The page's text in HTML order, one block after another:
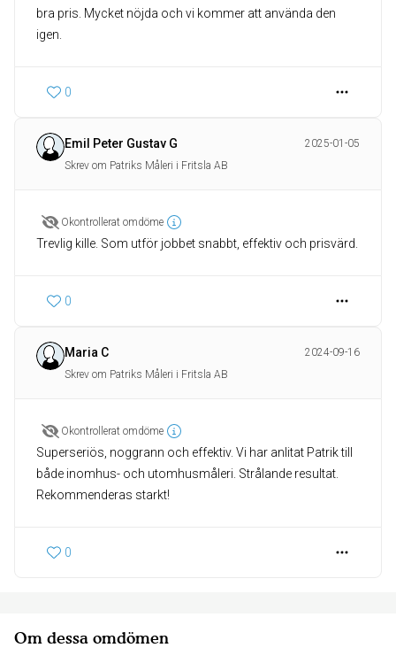
Om dessa omdömen
bra pris. Mycket nöjda och vi kommer att använda den
igen.
0
Emil Peter Gustav G
2025-01-05
Skrev om Patriks Måleri i Fritsla AB
Okontrollerat omdöme
Trevlig kille. Som utför jobbet snabbt, effektiv och prisvärd.
0
Maria C
2024-09-16
Skrev om Patriks Måleri i Fritsla AB
Okontrollerat omdöme
Superseriös, noggrann och effektiv. Vi har anlitat Patrik till
både inomhus- och utomhusmåleri. Strålande resultat.
Rekommenderas starkt!
0